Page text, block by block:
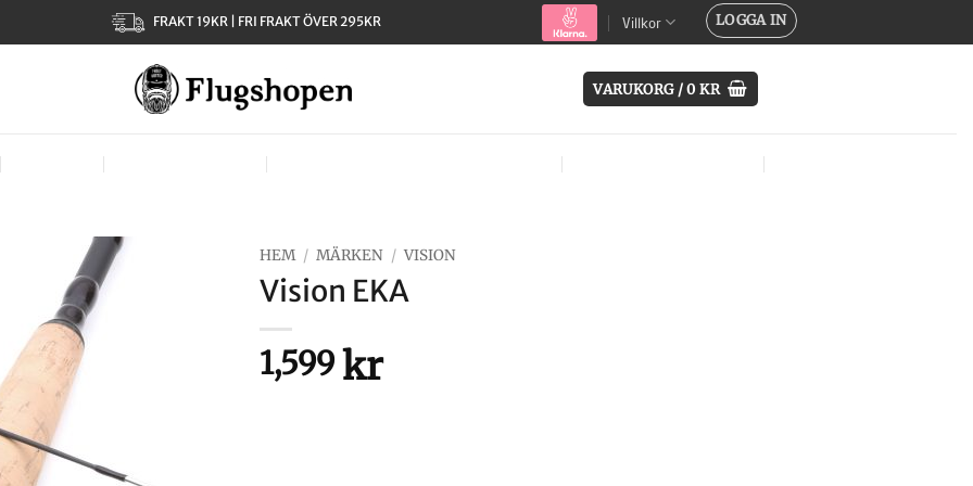
FRAKT 19KR | FRI FRAKT ÖVER 295KR Villkor LOGGA IN
VARUKORG /0KR
HEM / MÄRKEN / VISION
Vision EKA
1,599kr